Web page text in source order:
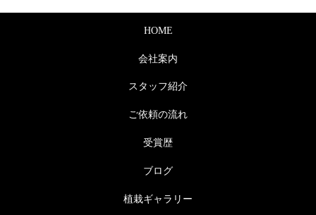
HOME
会社案内
スタッフ紹介
ご依頼の流れ
受賞歴
ブログ
植栽ギャラリー